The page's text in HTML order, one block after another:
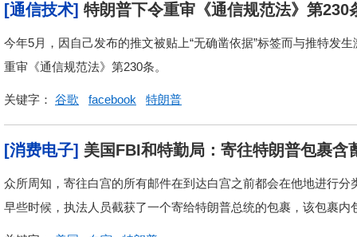
[通信技术] 特朗普下令重审《通信规范法》第230
今年5月，因自己发布的推文被贴上“无确凿依据”标签而与推特发
重审《通信规范法》第230条。
关键字： 谷歌 facebook 特朗普
[消费电子] 美国FBI和特勤局：寄往特朗普包裹含
众所周知，寄往白宫的所有邮件在到达白宫之前都会在他地进行
早些时候，执法人员截获了一个寄给特朗普总统的包裹，该包裹内